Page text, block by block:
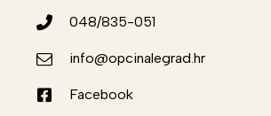
048/835-051
info@opcinalegrad.hr
Facebook